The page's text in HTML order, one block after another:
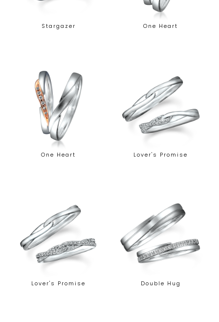
Stargazer One Heart
One Heart Lover's Promise
Lover's Promise Double Hug